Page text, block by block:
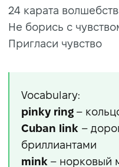
24 карата
Не борись с
Пригласи чувство
Vocabulary:
pinky ring –
Cuban link –
бриллиантами
mink – норковый